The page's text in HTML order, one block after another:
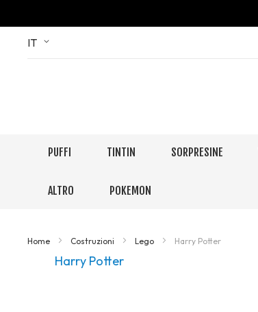
Skip
Language
IT
PUFFI TINTIN SORPRESINE
ALTRO POKEMON
Home Costruzioni Lego Harry Potter
Harry Potter